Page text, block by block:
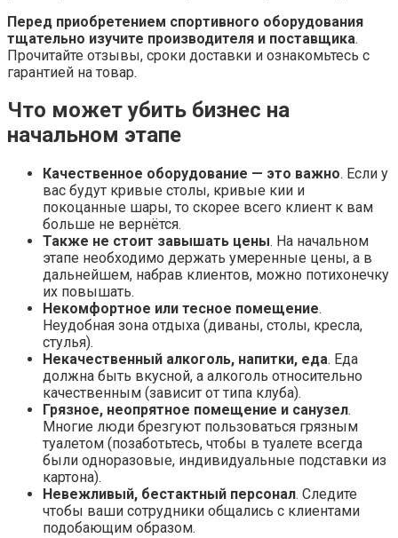
Перед приобретением спортивного оборудования
тщательно изучите производителя и поставщика.
Прочитайте отзывы, сроки доставки и ознакомьтесь с
гарантией на товар.
Что может убить бизнес на
начальном этапе
Качественное оборудование — это важно. Если у
вас будут кривые столы, кривые кии и
покоцанные шары, то скорее всего клиент к вам
больше не вернётся.
Также не стоит завышать цены. На начальном
этапе необходимо держать умеренные цены, а в
дальнейшем, набрав клиентов, можно потихонечку
их повышать.
Некомфортное или тесное помещение.
Неудобная зона отдыха (диваны, столы, кресла,
стулья).
Некачественный алкоголь, напитки, еда. Еда
должна быть вкусной, а алкоголь относительно
качественным (зависит от типа клуба).
Грязное, неопрятное помещение и санузел.
Многие люди брезгуют пользоваться грязным
туалетом (позаботьтесь, чтобы в туалете всегда
были одноразовые, индивидуальные подставки из
картона).
Невежливый, бестактный персонал. Следите
чтобы ваши сотрудники общались с клиентами
подобающим образом.